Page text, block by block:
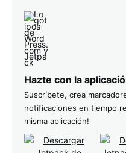
Hazte con la
Suscríbete, crea
notificaciones en tiempo
misma aplicación!